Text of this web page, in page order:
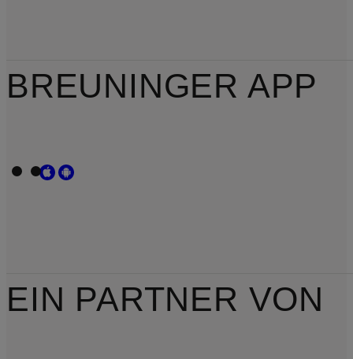
EIN PARTNER VON
BREUNINGER APP